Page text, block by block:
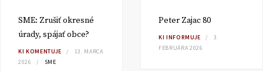
SME: Zrušiť okresné
úrady, spájať obce?
KI KOMENTUJE
13. MARCA
2026
SME
Peter Zajac 80
KI INFORMUJE
3.
FEBRUÁRA 2026